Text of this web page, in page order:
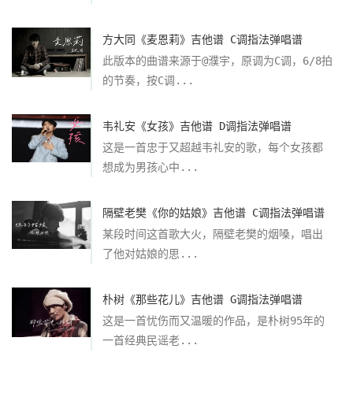
方大同《麦恩莉》吉他谱 C调指法弹唱谱
此版本的曲谱来源于@濮宇，原调为C调，6/8拍
的节奏，按C调...
韦礼安《女孩》吉他谱 D调指法弹唱谱
这是一首忠于又超越韦礼安的歌，每个女孩都
想成为男孩心中...
隔壁老樊《你的姑娘》吉他谱 C调指法弹唱谱
某段时间这首歌大火，隔壁老樊的烟嗓，唱出
了他对姑娘的思...
朴树《那些花儿》吉他谱 G调指法弹唱谱
这是一首忧伤而又温暖的作品，是朴树95年的
一首经典民谣老...